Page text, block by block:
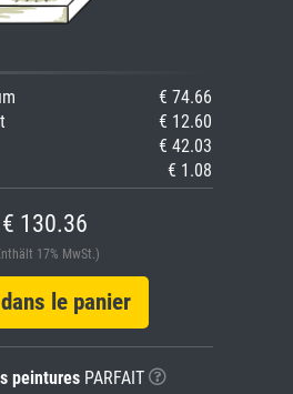
€ 74.66
€ 12.60
€ 42.03
€ 1.08
€ 130.36
17% MwSt.)
le panier
peinturesPARFAIT